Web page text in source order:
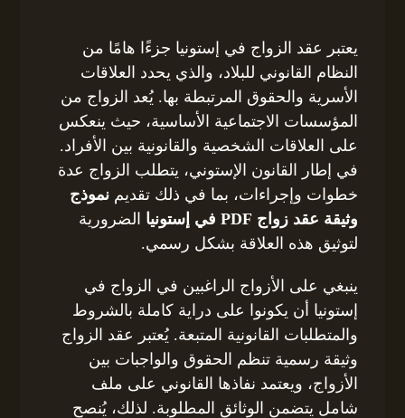
يعتبر عقد الزواج في إستونيا جزءًا هامًا من
النظام القانوني للبلاد، والذي يحدد العلاقات
الأسرية والحقوق المرتبطة بها. يُعد الزواج من
المؤسسات الاجتماعية الأساسية، حيث ينعكس
على العلاقات الشخصية والقانونية بين الأفراد.
في إطار القانون الإستوني، يتطلب الزواج عدة
خطوات وإجراءات، بما في ذلك تقديمنموذج
وثيقة عقد زواج PDF في إستونيا
الضرورية
لتوثيق هذه العلاقة بشكل رسمي.
ينبغي على الأزواج الراغبين في الزواج في
إستونيا أن يكونوا على دراية كاملة بالشروط
والمتطلبات القانونية المتبعة. يُعتبر عقد الزواج
وثيقة رسمية تنظم الحقوق والواجبات بين
الأزواج، ويعتمد نفاذها القانوني على ملف
شامل يتضمن الوثائق المطلوبة. لذلك، يُنصح